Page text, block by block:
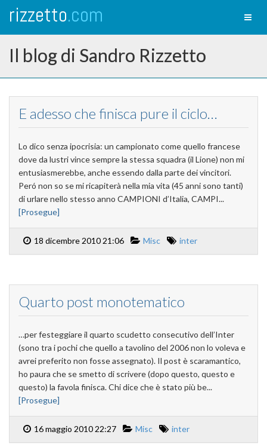
rizzetto.com
Il blog di Sandro Rizzetto
E adesso che finisca pure il ciclo…
Lo dico senza ipocrisia: un campionato come quello francese
dove da lustri vince sempre la stessa squadra (il Lione) non mi
entusiasmerebbe, anche essendo dalla parte dei vincitori.
Peró non so se mi ricapiterà nella mia vita (45 anni sono tanti)
di urlare nello stesso anno CAMPIONI d’Italia, CAMPI...
[Prosegue]
18 dicembre 2010 21:06 Misc inter
Quarto post monotematico
…per festeggiare il quarto scudetto consecutivo dell’Inter
(sono tra i pochi che quello a tavolino del 2006 non lo voleva e
avrei preferito non fosse assegnato). Il post è scaramantico,
ho paura che se smetto di scrivere (dopo questo, questo e
questo) la favola finisca. Chi dice che è stato più be...
[Prosegue]
16 maggio 2010 22:27 Misc inter